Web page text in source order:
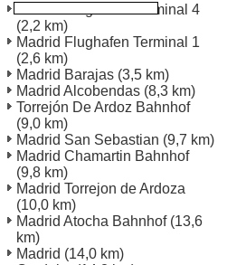
Madrid Flughafen Terminal 4
(2,2 km)
Madrid Flughafen Terminal 1
(2,6 km)
Madrid Barajas (3,5 km)
Madrid Alcobendas (8,3 km)
Torrejón De Ardoz Bahnhof
(9,0 km)
Madrid San Sebastian (9,7 km)
Madrid Chamartin Bahnhof
(9,8 km)
Madrid Torrejon de Ardoza
(10,0 km)
Madrid Atocha Bahnhof(13,6
km)
Madrid (14,0 km)